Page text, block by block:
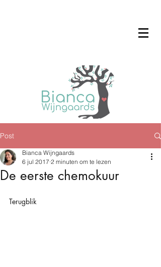
Post
De eerste chemokuur
Bianca Wijngaards
6 jul 2017 2 minuten om te lezen
Terugblik